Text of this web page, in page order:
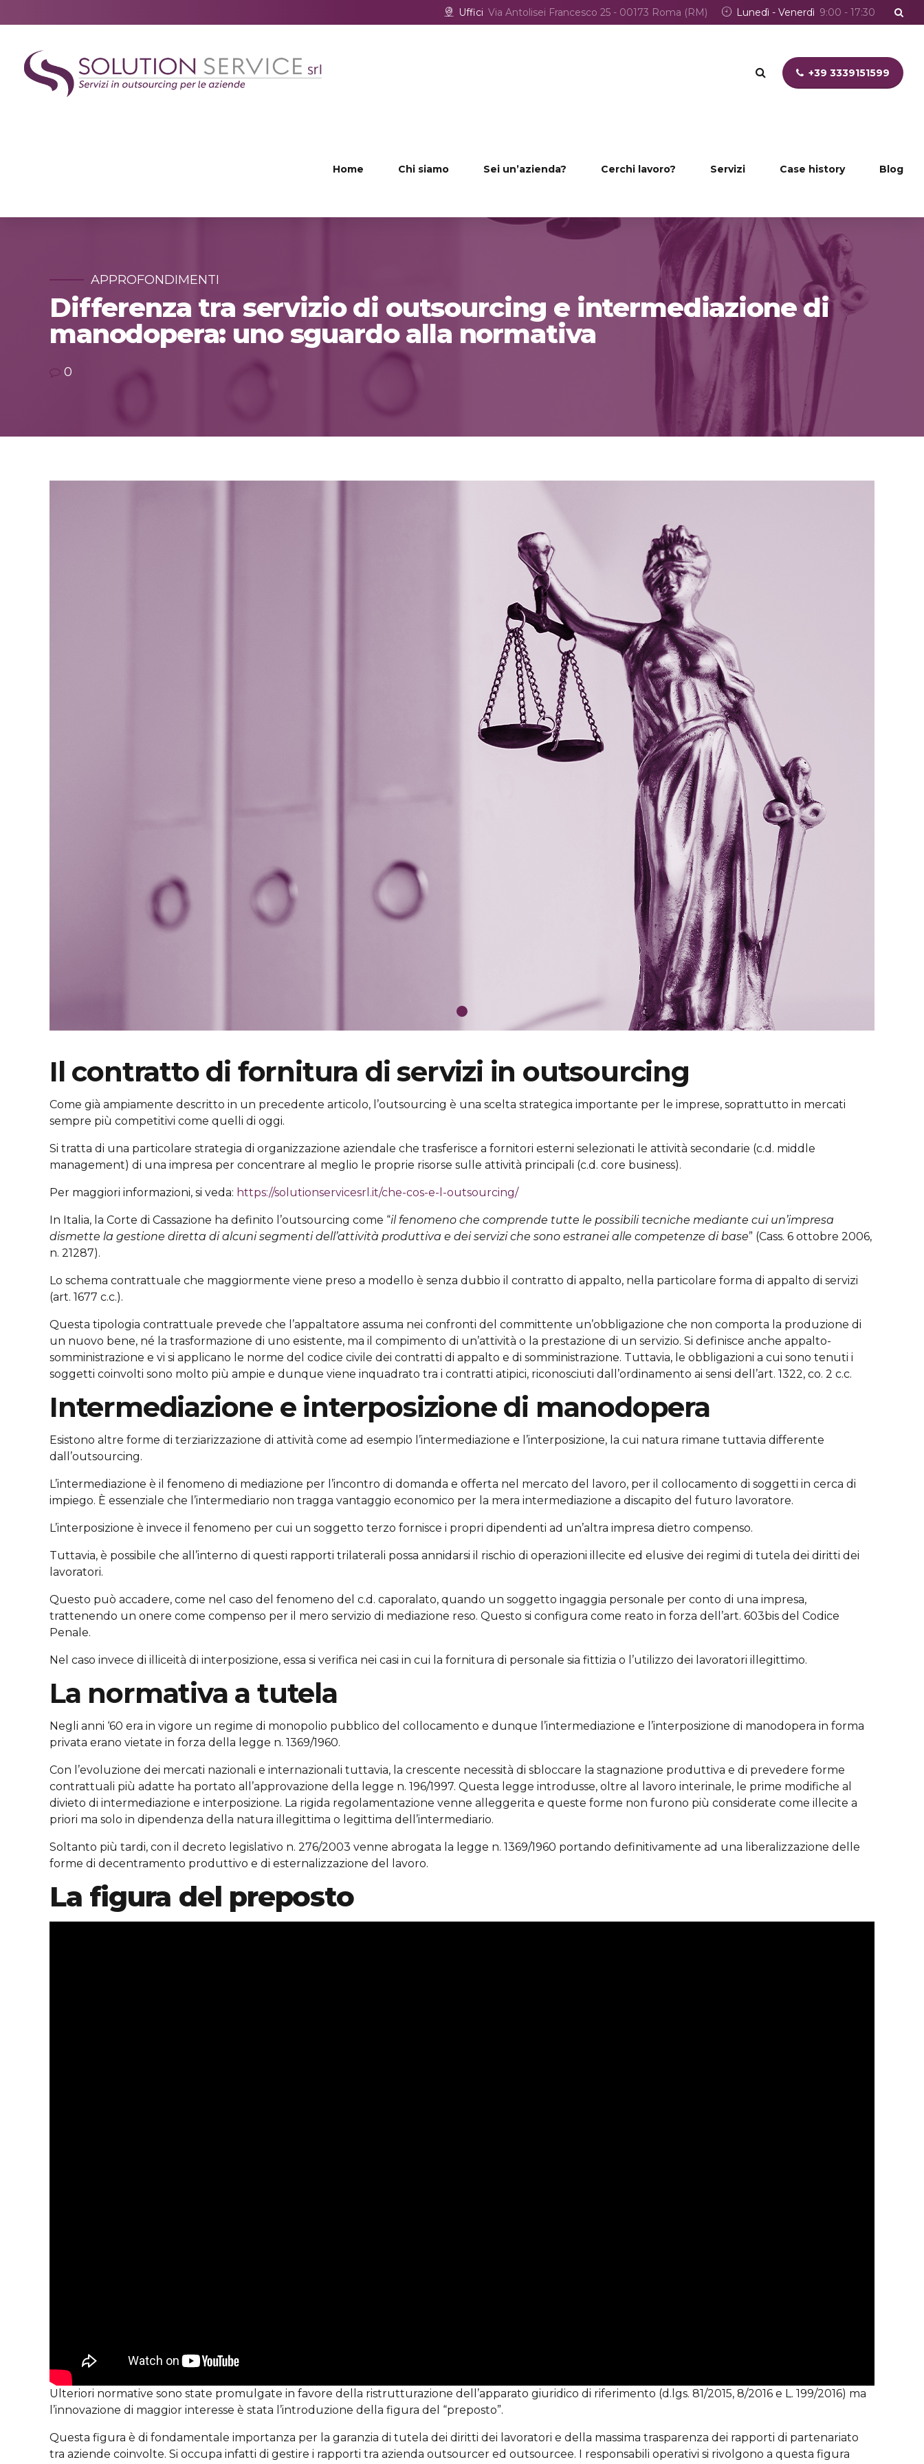
Uffici Via Antolisei Francesco 25 - 00173 Roma (RM) Lunedì - Venerdì 9:00 - 17:30
+39 3339151599
Home Chi siamo Sei un’azienda? Cerchi lavoro? Servizi Case history Blog
APPROFONDIMENTI
Differenza tra servizio di outsourcing e intermediazione di
manodopera: uno sguardo alla normativa
0
Il contratto di fornitura di servizi in outsourcing
Come già ampiamente descritto in un precedente articolo, l’outsourcing è una scelta strategica importante per le imprese, soprattutto in mercati
sempre più competitivi come quelli di oggi.
Si tratta di una particolare strategia di organizzazione aziendale che trasferisce a fornitori esterni selezionati le attività secondarie (c.d. middle
management) di una impresa per concentrare al meglio le proprie risorse sulle attività principali (c.d. core business).
Per maggiori informazioni, si veda: https://solutionservicesrl.it/che-cos-e-l-outsourcing/
In Italia, la Corte di Cassazione ha definito l’outsourcing come “il fenomeno che comprende tutte le possibili tecniche mediante cui un’impresa
dismette la gestione diretta di alcuni segmenti dell’attività produttiva e dei servizi che sono estranei alle competenze di base” (Cass. 6 ottobre 2006,
n. 21287).
Lo schema contrattuale che maggiormente viene preso a modello è senza dubbio il contratto di appalto, nella particolare forma di appalto di servizi
(art. 1677 c.c.).
Questa tipologia contrattuale prevede che l’appaltatore assuma nei confronti del committente un’obbligazione che non comporta la produzione di
un nuovo bene, né la trasformazione di uno esistente, ma il compimento di un’attività o la prestazione di un servizio. Si definisce anche appalto-
somministrazione e vi si applicano le norme del codice civile dei contratti di appalto e di somministrazione. Tuttavia, le obbligazioni a cui sono tenuti i
soggetti coinvolti sono molto più ampie e dunque viene inquadrato tra i contratti atipici, riconosciuti dall’ordinamento ai sensi dell’art. 1322, co. 2 c.c.
Intermediazione e interposizione di manodopera
Esistono altre forme di terziarizzazione di attività come ad esempio l’intermediazione e l’interposizione, la cui natura rimane tuttavia differente
dall’outsourcing.
L’intermediazione è il fenomeno di mediazione per l’incontro di domanda e offerta nel mercato del lavoro, per il collocamento di soggetti in cerca di
impiego. È essenziale che l’intermediario non tragga vantaggio economico per la mera intermediazione a discapito del futuro lavoratore.
L’interposizione è invece il fenomeno per cui un soggetto terzo fornisce i propri dipendenti ad un’altra impresa dietro compenso.
Tuttavia, è possibile che all’interno di questi rapporti trilaterali possa annidarsi il rischio di operazioni illecite ed elusive dei regimi di tutela dei diritti dei
lavoratori.
Questo può accadere, come nel caso del fenomeno del c.d. caporalato, quando un soggetto ingaggia personale per conto di una impresa,
trattenendo un onere come compenso per il mero servizio di mediazione reso. Questo si configura come reato in forza dell’art. 603bis del Codice
Penale.
Nel caso invece di illiceità di interposizione, essa si verifica nei casi in cui la fornitura di personale sia fittizia o l’utilizzo dei lavoratori illegittimo.
La normativa a tutela
Negli anni ‘60 era in vigore un regime di monopolio pubblico del collocamento e dunque l’intermediazione e l’interposizione di manodopera in forma
privata erano vietate in forza della legge n. 1369/1960.
Con l’evoluzione dei mercati nazionali e internazionali tuttavia, la crescente necessità di sbloccare la stagnazione produttiva e di prevedere forme
contrattuali più adatte ha portato all’approvazione della legge n. 196/1997. Questa legge introdusse, oltre al lavoro interinale, le prime modifiche al
divieto di intermediazione e interposizione. La rigida regolamentazione venne alleggerita e queste forme non furono più considerate come illecite a
priori ma solo in dipendenza della natura illegittima o legittima dell’intermediario.
Soltanto più tardi, con il decreto legislativo n. 276/2003 venne abrogata la legge n. 1369/1960 portando definitivamente ad una liberalizzazione delle
forme di decentramento produttivo e di esternalizzazione del lavoro.
La figura del preposto
Ulteriori normative sono state promulgate in favore della ristrutturazione dell’apparato giuridico di riferimento (d.lgs. 81/2015, 8/2016 e L. 199/2016) ma
l’innovazione di maggior interesse è stata l’introduzione della figura del “preposto”.
Questa figura è di fondamentale importanza per la garanzia di tutela dei diritti dei lavoratori e della massima trasparenza dei rapporti di partenariato
tra aziende coinvolte. Si occupa infatti di gestire i rapporti tra azienda outsourcer ed outsourcee. I responsabili operativi si rivolgono a questa figura